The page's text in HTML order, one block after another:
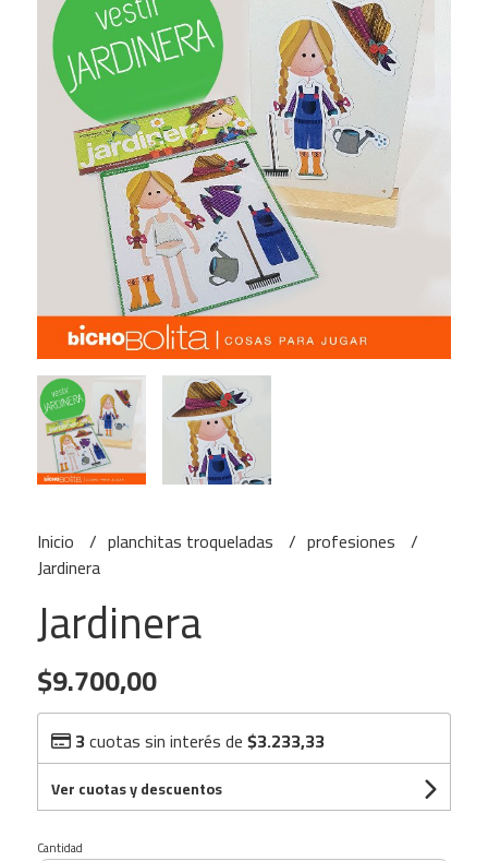
Inicio planchitas troqueladas
profesiones
Jardinera
Jardinera
$9.700,00
3cuotas sin interés de$3.233,33
Ver cuotas y descuentos
Cantidad